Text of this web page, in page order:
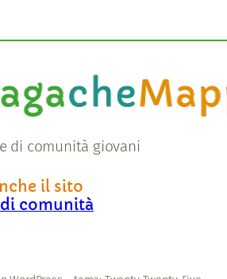
di comunità giovani
il sito
comunità